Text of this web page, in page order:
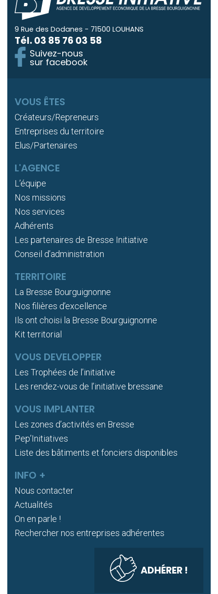
9 Rue des Dodanes - 71500 LOUHANS
Tél.03 85 76 03 58
Suivez-nous
sur facebook
VOUS ÊTES
Créateurs/Repreneurs
Entreprises du territoire
Elus/Partenaires
L'AGENCE
L’équipe
Nos missions
Nos services
Adhérents
Les partenaires de Bresse Initiative
Conseil d’administration
TERRITOIRE
La Bresse Bourguignonne
Nos filières d’excellence
Ils ont choisi la Bresse Bourguignonne
Kit territorial
VOUS DEVELOPPER
Les Trophées de l’initiative
Les rendez-vous de l’initiative bressane
VOUS IMPLANTER
Les zones d’activités en Bresse
Pep’Initiatives
Liste des bâtiments et fonciers disponibles
INFO +
Nous contacter
Actualités
On en parle !
Rechercher nos entreprises adhérentes
ADHÉRER !